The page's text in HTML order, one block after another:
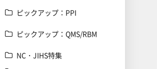
ピックアップ：PPI
ピックアップ：QMS/RBM
NC・JIHS特集